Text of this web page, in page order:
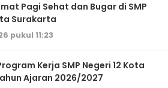
Pagi Sehat dan Bugar di SMP
Surakarta
pukul 11:23
Kerja SMP Negeri 12 Kota
Ajaran 2026/2027